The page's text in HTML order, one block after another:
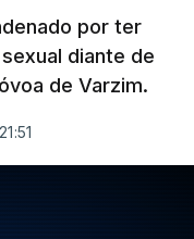
por ter
diante de
de Varzim.